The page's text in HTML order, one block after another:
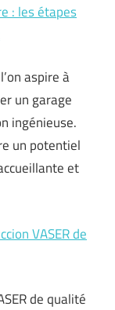
: les étapes
aspire à
un garage
ingénieuse.
un potentiel
et
VASER de
de qualité